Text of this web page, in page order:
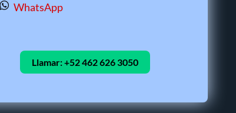
WhatsApp
Llamar:+52 462 626 3050